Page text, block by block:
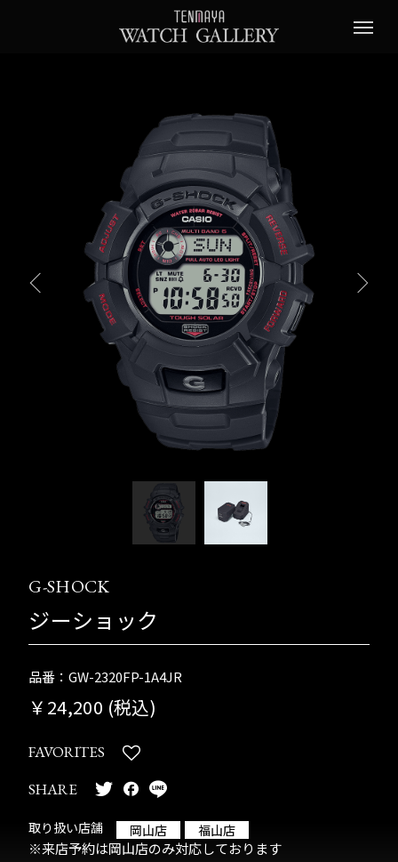
G-SHOCK
ジーショック
品番：GW-2320FP-1A4JR
￥24,200 (税込)
FAVORITES
SHARE
取り扱い店舗 岡山店 福山店
※来店予約は岡山店のみ対応しております